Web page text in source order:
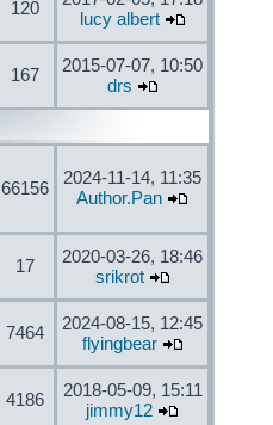
120
lucy albert
167
2015-07-07, 10:50
drs
66156
2024-11-14, 11:35
Author.Pan
17
2020-03-26, 18:46
srikrot
7464
2024-08-15, 12:45
flyingbear
4186
2018-05-09, 15:11
jimmy12